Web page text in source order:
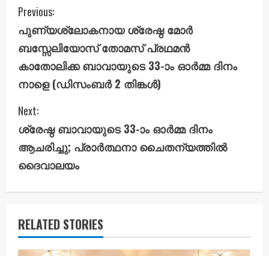
C
o
n
t
i
n
u
e
R
e
Previous:
പുണ്യശ്ലോകനായ ശ്രേഷ്ഠ മോർ
ബസ്സേലിയോസ് തോമസ് പ്രഥമൻ
കാതോലിക്ക ബാവായുടെ 33-ാം ഓർമ്മ ദിനം
നാളെ (ഡിസംബർ 2 തിങ്കൾ)
Next:
ശ്രേഷ്ഠ ബാവായുടെ 33-ാം ഓർമ്മ ദിനം
ആചരിച്ചു; പ്രാർത്ഥനാ ചൈതന്യത്തിൽ
ദൈവാലയം
RELATED STORIES